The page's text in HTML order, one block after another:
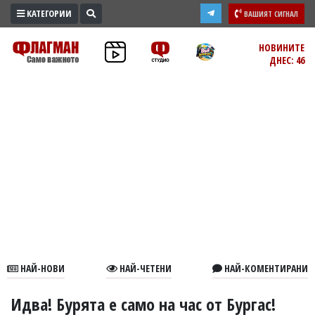
ПРОМО
ЗОНА
В
КАТЕГОРИИ ВАШИЯТ СИГНАЛ
НОВИНИТЕ
ДНЕС: 46
НАЙ-НОВИ НАЙ-ЧЕТЕНИ НАЙ-КОМЕНТИРАНИ
Идва! Бурята е само на час от Бургас!